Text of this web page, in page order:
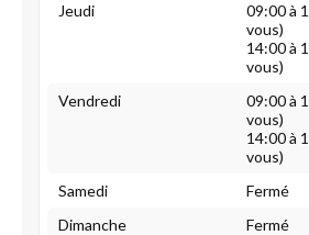
Jeudi
09:00 à
vous)
14:00 à
vous)
Vendredi
09:00 à
vous)
14:00 à
vous)
Samedi
Fermé
Dimanche
Fermé